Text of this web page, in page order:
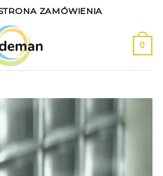
ZAMÓWIENIA
0